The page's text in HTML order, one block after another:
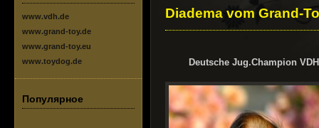
www.vdh.de
www.grand-toy.de
www.grand-toy.eu
www.toydog.de
Популярное
Diadema vom Grand-
Deutsche Jug.Champion